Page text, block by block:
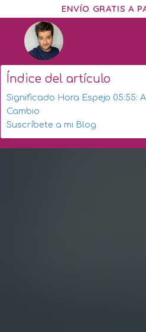
ENVÍO GRATIS A
Índice del artículo
Significado Hora Espejo 05:55:
Cambio
Suscríbete a mi Blog